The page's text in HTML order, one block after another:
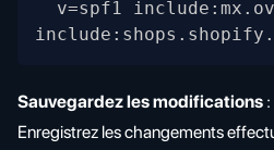
Sauvegardez les modifications :
Enregistrez les changements